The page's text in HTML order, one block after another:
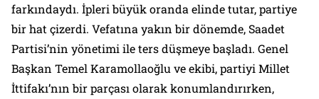
farkındaydı. İpleri büyük oranda elinde tutar, partiye
bir hat çizerdi. Vefatına yakın bir dönemde, Saadet
Partisi’nin yönetimi ile ters düşmeye başladı. Genel
Başkan Temel Karamollaoğlu ve ekibi, partiyi Millet
İttifakı’nın bir parçası olarak konumlandırırken,